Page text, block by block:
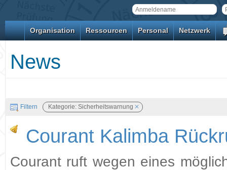
Organisation Ressourcen Personal Netzwerk
News
Filtern Kategorie: Sicherheitswarnung
Courant Kalimba
Courant ruft wegen eines